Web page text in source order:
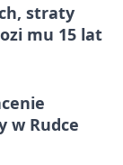
straty
mu 15 lat
w Rudce